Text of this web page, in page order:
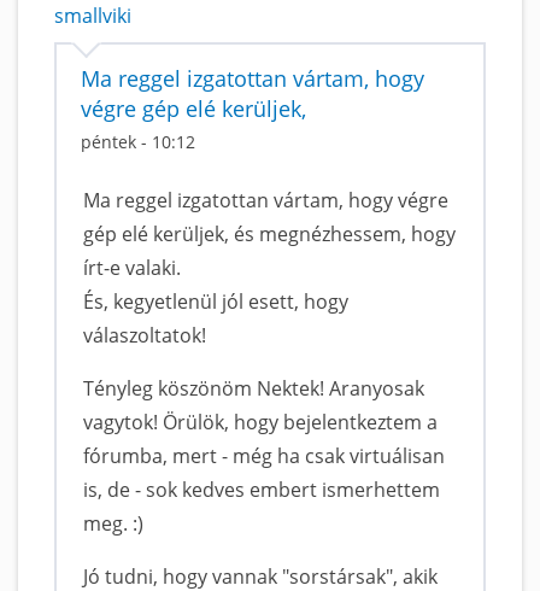
smallviki
Ma reggel izgatottan vártam, hogy
végre gép elé kerüljek,
péntek - 10:12
Ma reggel izgatottan vártam, hogy végre
gép elé kerüljek, és megnézhessem, hogy
írt-e valaki.
És, kegyetlenül jól esett, hogy
válaszoltatok!
Tényleg köszönöm Nektek! Aranyosak
vagytok! Örülök, hogy bejelentkeztem a
fórumba, mert - még ha csak virtuálisan
is, de - sok kedves embert ismerhettem
meg. :)
Jó tudni, hogy vannak "sorstársak", akik